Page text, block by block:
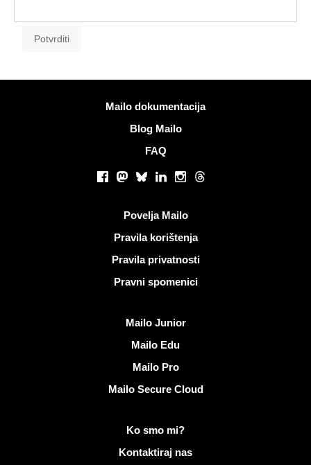
Mailo dokumentacija
Blog Mailo
FAQ
Društvene mreže
Facebook
Mastodon
BlueskyLinkedInInstagram
Threads
Povelja Mailo
Pravila korištenja
Pravila privatnosti
Pravni spomenici
Mailo Junior
Mailo Edu
Mailo Pro
Mailo Secure Cloud
Više informacija o MailoKo smo mi?
Kontaktiraj nas